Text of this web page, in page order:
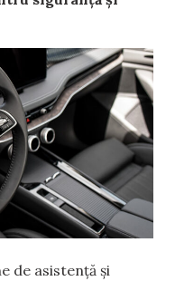
de asistență și